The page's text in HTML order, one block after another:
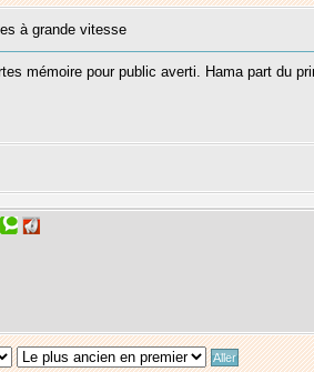
à grande vitesse
mémoire pour public averti. Hama part du